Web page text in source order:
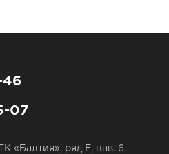
46
07
«Балтия», ряд Е, пав. 6